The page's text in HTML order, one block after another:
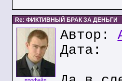
Re: ФИКТИВНЫЙ БРАК ЗА ДЕНЬГИ
Автор:
Дата: